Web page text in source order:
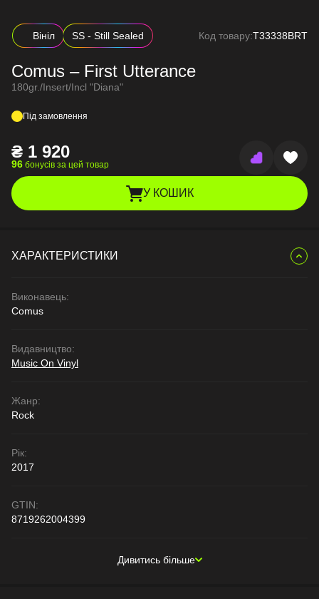
Вініл SS - Still Sealed Код товару:T33338BRT
Comus – First Utterance
180gr./Insert/Incl "Diana"
Під замовлення
₴ 1 920
96 бонусів за цей товар
У КОШИК
ХАРАКТЕРИСТИКИ
Виконавець:
Comus
Видавництво:
Music On Vinyl
Жанр:
Rock
Рік:
2017
GTIN:
8719262004399
Дивитись більше